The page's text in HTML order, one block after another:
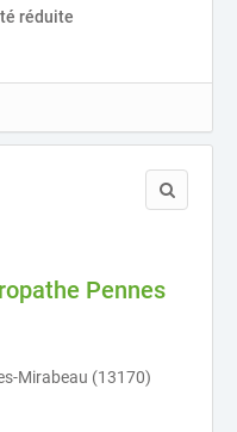
réduite
Pennes
Mirabeau (13170)